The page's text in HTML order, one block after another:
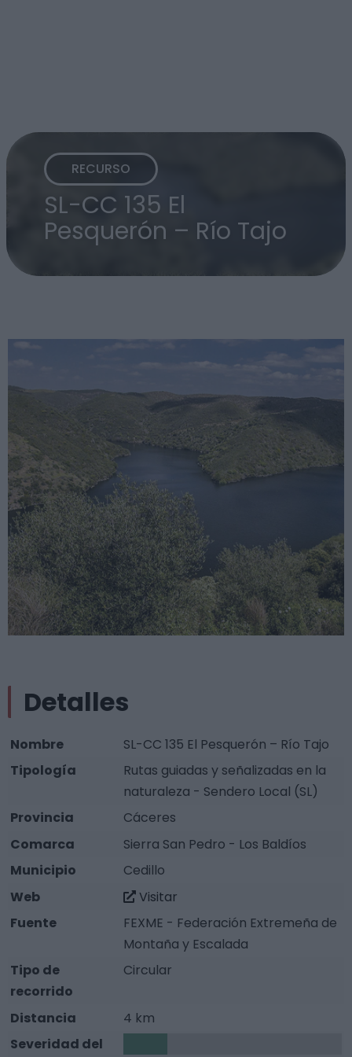
RECURSO
SL-CC 135 El
Pesquerón – Río Tajo
Detalles
Nombre
SL-CC 135 El Pesquerón – Río Tajo
Tipología
Rutas guiadas y señalizadas en la
naturaleza - Sendero Local (SL)
Provincia
Cáceres
Comarca
Sierra San Pedro - Los Baldíos
Municipio
Cedillo
Web
Visitar
Fuente
FEXME - Federación Extremeña de
Montaña y Escalada
Tipo de
recorrido
Circular
Distancia
4 km
Severidad del